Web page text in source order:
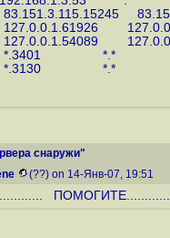
*.3401 *.*
*.3130 *.*
снаружи"
(??) on 14-Янв-07, 19:51